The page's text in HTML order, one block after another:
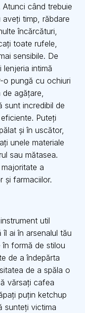
când trebuie
timp, răbdare
încărcături,
toate rufele,
sensibile. De
intimă
o pungă cu ochiuri
de agățare,
sunt incredibil de
Puteți
și în uscător,
unele materiale
sau mătasea.
a
și farmaciilor.
util
ai în arsenalul tău
formă de stilou
de a îndepărta
de a spăla o
vărsați cafea
puțin ketchup
sunteți victima